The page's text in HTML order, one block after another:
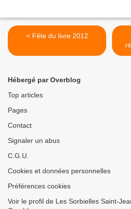
< Fête du livre 2012
Hébergé par Overblog
Top articles
Pages
Contact
Signaler un abus
C.G.U.
Cookies et données personnelles
Préférences cookies
Voir le profil de Les Sorbielles Saint-